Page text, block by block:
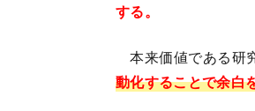
する。
本来価値である研
動化することで余白